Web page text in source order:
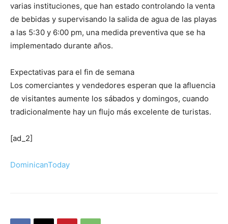
varias instituciones, que han estado controlando la venta
de bebidas y supervisando la salida de agua de las playas
a las 5:30 y 6:00 pm, una medida preventiva que se ha
implementado durante años.
Expectativas para el fin de semana
Los comerciantes y vendedores esperan que la afluencia
de visitantes aumente los sábados y domingos, cuando
tradicionalmente hay un flujo más excelente de turistas.
[ad_2]
DominicanToday